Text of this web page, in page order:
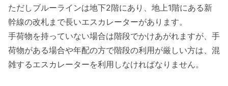
ただしブルーラインは地下2階にあり、地上1階にある新
幹線の改札まで長いエスカレーターがあります。
手荷物を持っていない場合は階段でかけあがれますが、手
荷物がある場合や年配の方で階段の利用が厳しい方は、混
雑するエスカレーターを利用しなければなりません。